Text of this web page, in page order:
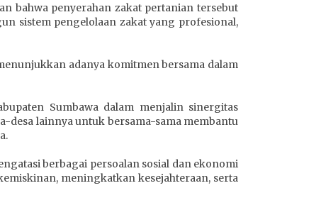
bahwa penyerahan zakat pertanian tersebut
sistem pengelolaan zakat yang profesional,
adanya komitmen bersama dalam
Sumbawa dalam menjalin sinergitas
desa lainnya untuk bersama-sama membantu
berbagai persoalan sosial dan ekonomi
meningkatkan kesejahteraan, serta